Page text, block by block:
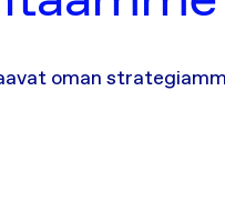
oman